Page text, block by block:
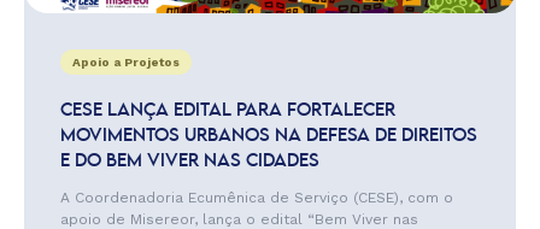
Apoio a Projetos
CESE LANÇA EDITAL PARA FORTALECER
MOVIMENTOS URBANOS NA DEFESA DE DIREITOS
E DO BEM VIVER NAS CIDADES
A Coordenadoria Ecumênica de Serviço (CESE), com o
apoio de Misereor, lança o edital “Bem Viver nas